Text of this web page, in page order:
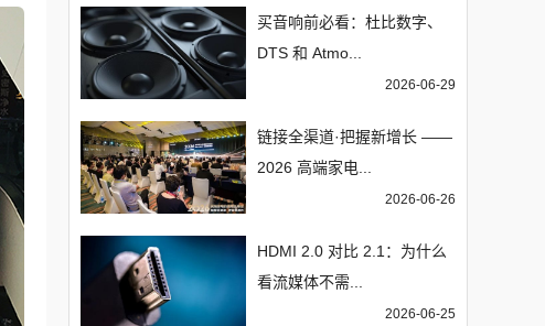
买音响前必看：杜比数字、
DTS 和 Atmo...
2026-06-29
链接全渠道·把握新增长 ——
2026 高端家电...
2026-06-26
HDMI 2.0 对比 2.1：为什么
看流媒体不需...
2026-06-25